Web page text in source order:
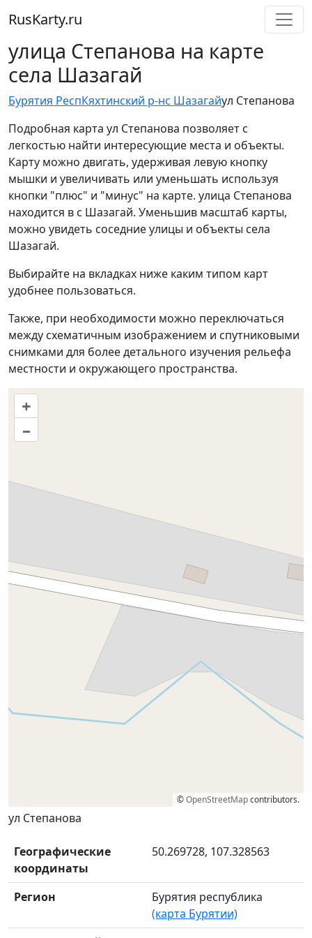
RusKarty.ru
улица Степанова на карте
села Шазагай
Бурятия РеспКяхтинский р-нс Шазагайул Степанова
Подробная карта ул Степанова позволяет с
легкостью найти интересующие места и объекты.
Карту можно двигать, удерживая левую кнопку
мышки и увеличивать или уменьшать используя
кнопки "плюс" и "минус" на карте. улица Степанова
находится в с Шазагай. Уменьшив масштаб карты,
можно увидеть соседние улицы и объекты села
Шазагай.
Выбирайте на вкладках ниже каким типом карт
удобнее пользоваться.
Также, при необходимости можно переключаться
между схематичным изображением и спутниковыми
снимками для более детального изучения рельефа
местности и окружающего пространства.
+
–
©OpenStreetMapcontributors.
ул Степанова
Географические
координаты
50.269728, 107.328563
Регион
Бурятия республика
(карта Бурятии)